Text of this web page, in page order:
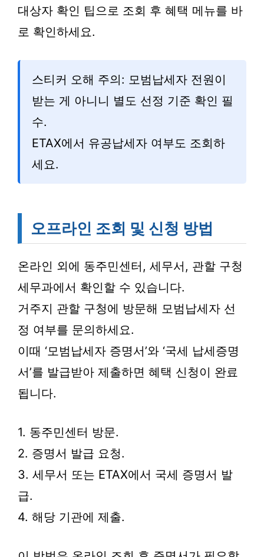
대상자 확인 팁으로 조회 후 혜택 메뉴를 바
로 확인하세요.
스티커 오해 주의: 모범납세자 전원이
받는 게 아니니 별도 선정 기준 확인 필
수.
ETAX에서 유공납세자 여부도 조회하
세요.
오프라인 조회 및 신청 방법
온라인 외에 동주민센터, 세무서, 관할 구청
세무과에서 확인할 수 있습니다.
거주지 관할 구청에 방문해 모범납세자 선
정 여부를 문의하세요.
이때 ‘모범납세자 증명서’와 ‘국세 납세증명
서’를 발급받아 제출하면 혜택 신청이 완료
됩니다.
1. 동주민센터 방문.
2. 증명서 발급 요청.
3. 세무서 또는 ETAX에서 국세 증명서 발
급.
4. 해당 기관에 제출.